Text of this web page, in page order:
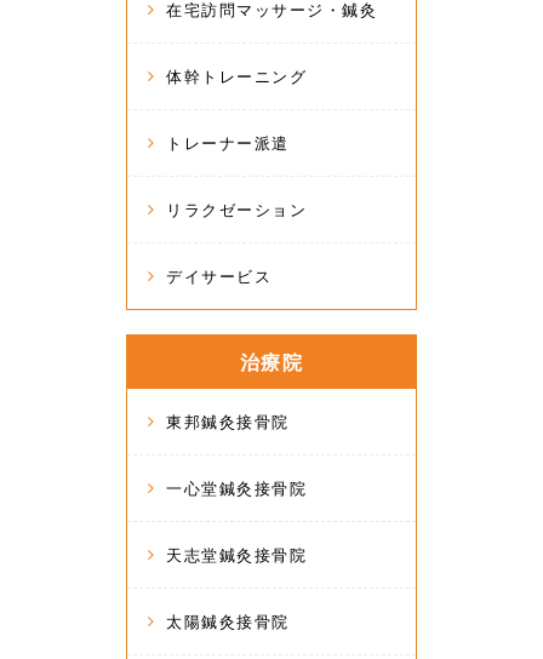
在宅訪問マッサージ・鍼灸
体幹トレーニング
トレーナー派遣
リラクゼーション
デイサービス
治療院
東邦鍼灸接骨院
一心堂鍼灸接骨院
天志堂鍼灸接骨院
太陽鍼灸接骨院